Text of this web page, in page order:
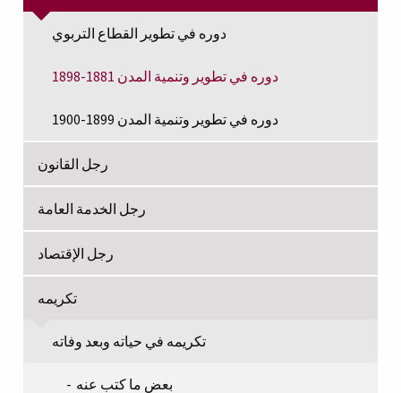
دوره في تطوير القطاع التربوي
دوره في تطوير وتنمية المدن 1881-1898
دوره في تطوير وتنمية المدن 1899-1900
رجل القانون
رجل الخدمة العامة
رجل الإقتصاد
تكريمه
تكريمه في حياته وبعد وفاته
بعض ما كتب عنه